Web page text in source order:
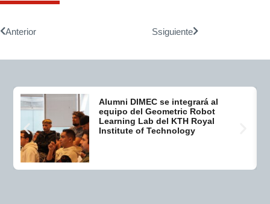
Anterior Ssiguiente
Alumni DIMEC se integrará al
equipo del Geometric Robot
Learning Lab del KTH Royal
Institute of Technology